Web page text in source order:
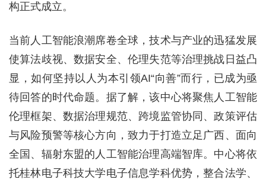
构正式成立。
当前人工智能浪潮席卷全球，技术与产业的迅猛发展
使算法歧视、数据安全、伦理失范等治理挑战日益凸
显，如何坚持以人为本引领AI“向善”而行，已成为亟
待回答的时代命题。据了解，该中心将聚焦人工智能
伦理框架、数据治理规范、跨境监管协同、政策评估
与风险预警等核心方向，致力于打造立足广西、面向
全国、辐射东盟的人工智能治理高端智库。中心将依
托桂林电子科技大学电子信息学科优势，整合法学、